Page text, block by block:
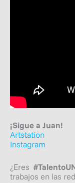
¡Sigue a Juan!
Artstation
Instagram
¿Eres
trabajos en las